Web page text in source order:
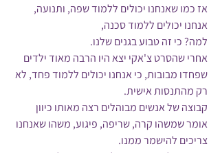
אז כמו שאנחנו יכולים ללמוד שפה, ותנועה,
אנחנו יכולים ללמוד סכנה,
למה? כי זה טבוע בגנים שלנו.
אחרי שהסרט צ'אקי יצא היו הרבה מאוד ילדים
שפחדו מבובות, כי אנחנו יכולים ללמוד פחד, לא
רק מהתנסות אישית.
קבוצה של אנשים מבוהלים רצה מאותו כיוון
אומר שמשהו קרה, שריפה, פיגוע, משהו שאנחנו
צריכים להישמר ממנו.